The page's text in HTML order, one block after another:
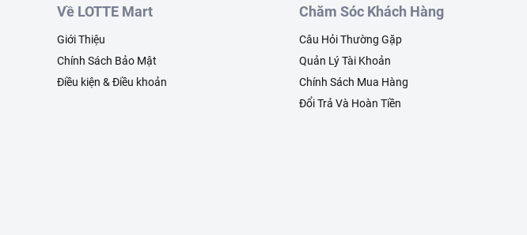
Về LOTTE Mart
Giới Thiệu
Chính Sách Bảo Mật
Điều kiện & Điều khoản
Chăm Sóc Khách Hàng
Câu Hỏi Thường Gặp
Quản Lý Tài Khoản
Chính Sách Mua Hàng
Đổi Trả Và Hoàn Tiền